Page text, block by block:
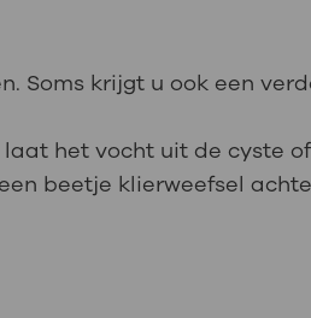
Soms krijgt u ook een
het vocht uit de cyste
beetje klierweefsel